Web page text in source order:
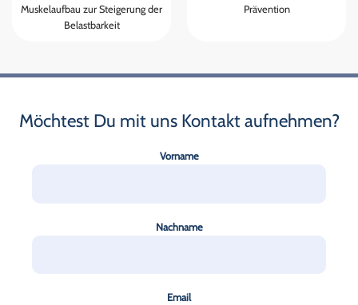
Muskelaufbau zur Steigerung der
Belastbarkeit
Prävention
Möchtest Du mit uns Kontakt aufnehmen?
Vorname
Nachname
Email